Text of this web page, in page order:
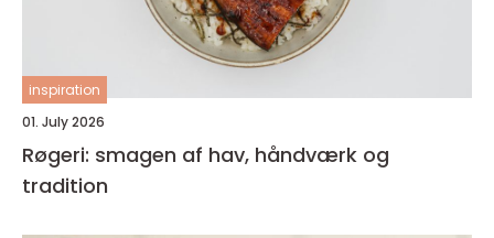
inspiration
01. July 2026
Røgeri: smagen af hav, håndværk og
tradition